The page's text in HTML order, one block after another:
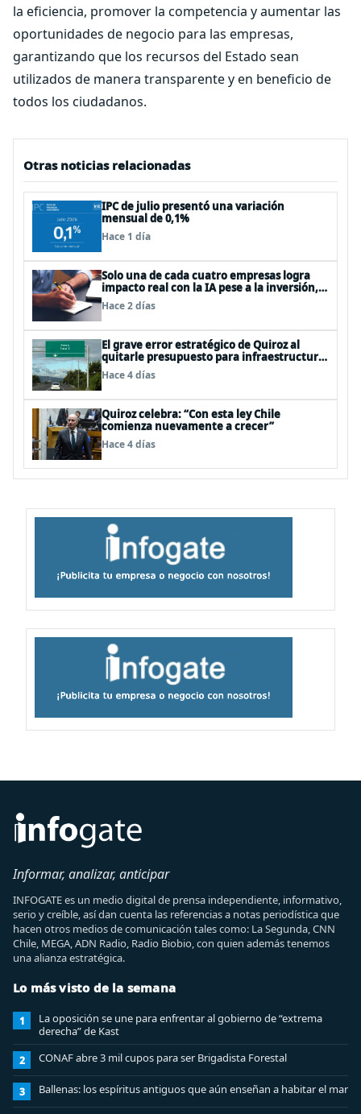
la eficiencia, promover la competencia y aumentar las
oportunidades de negocio para las empresas,
garantizando que los recursos del Estado sean
utilizados de manera transparente y en beneficio de
todos los ciudadanos.
Otras noticias relacionadas
IPC de julio presentó una variación
mensual de 0,1%
Hace 1 día
Solo una de cada cuatro empresas logra
impacto real con la IA pese a la inversión,
según el Foro Económico Mundial
Hace 2 días
El grave error estratégico de Quiroz al
quitarle presupuesto para infraestructura
vial del Biobío
Hace 4 días
Quiroz celebra: “Con esta ley Chile
comienza nuevamente a crecer”
Hace 4 días
Informar, analizar, anticipar
INFOGATE es un medio digital de prensa independiente, informativo,
serio y creíble, así dan cuenta las referencias a notas periodística que
hacen otros medios de comunicación tales como: La Segunda, CNN
Chile, MEGA, ADN Radio, Radio Biobio, con quien además tenemos
una alianza estratégica.
Lo más visto de la semana
1
La oposición se une para enfrentar al gobierno de “extrema
derecha” de Kast
2 CONAF abre 3 mil cupos para ser Brigadista Forestal
3 Ballenas: los espíritus antiguos que aún enseñan a habitar el mar